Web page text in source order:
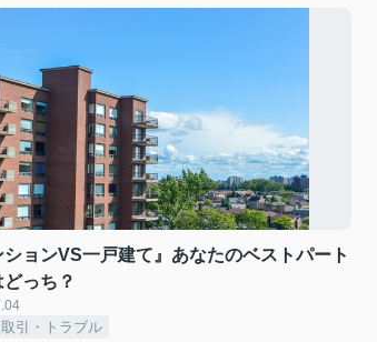
ションVS一戸建て』あなたのベストパート
っち？
引・トラブル